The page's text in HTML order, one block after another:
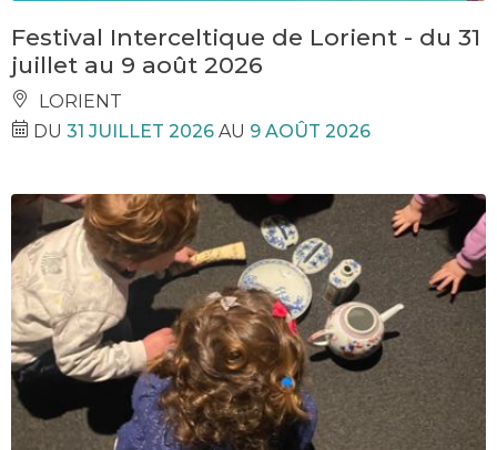
Festival Interceltique de Lorient - du 31
juillet au 9 août 2026
LORIENT
DU 31 JUILLET 2026 AU 9 AOÛT 2026